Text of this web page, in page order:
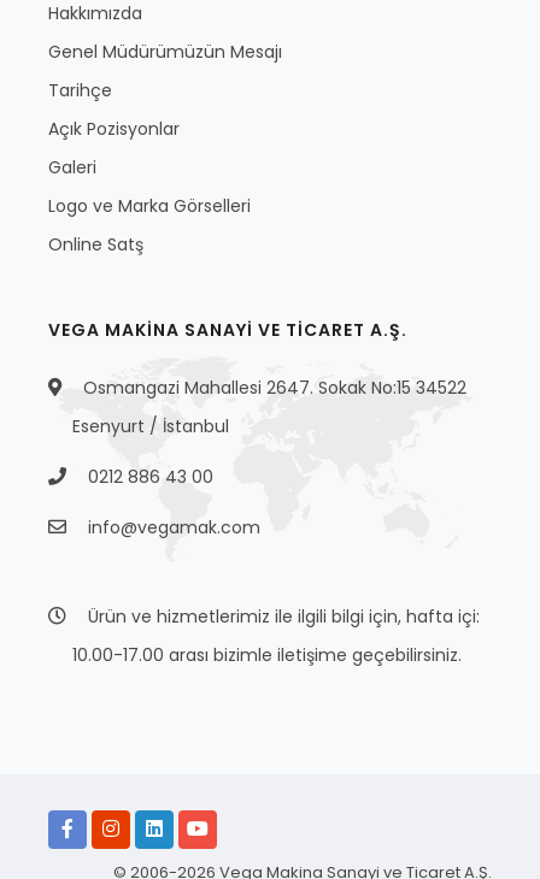
Hakkımızda
Genel Müdürümüzün Mesajı
Tarihçe
Açık Pozisyonlar
Galeri
Logo ve Marka Görselleri
Online Satş
VEGA MAKİNA SANAYİ VE TİCARET A.Ş.
Osmangazi Mahallesi 2647. Sokak No:15 34522
Esenyurt / İstanbul
0212 886 43 00
info@vegamak.com
Ürün ve hizmetlerimiz ile ilgili bilgi için, hafta içi:
10.00-17.00 arası bizimle iletişime geçebilirsiniz.
© 2006-2026 Vega Makina Sanayi ve Ticaret A.Ş.